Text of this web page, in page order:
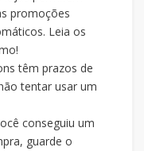
promoções
Leia os
têm prazos de
tentar usar um
conseguiu um
guarde o